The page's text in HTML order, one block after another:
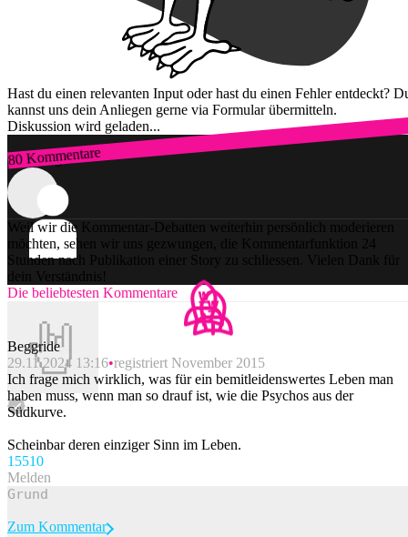
Hast du einen relevanten Input oder hast du einen Fehler entdeckt?
kannst uns dein Anliegen gerne via Formular übermitteln.
Diskussion wird geladen...
80 Kommentare
Zum Login
Weil wir die Kommentar-Debatten weiterhin persönlich moderieren
möchten, sehen wir uns gezwungen, die Kommentarfunktion 24
Stunden nach Publikation einer Story zu schliessen. Vielen Dank für
dein Verständnis!
Die beliebtesten Kommentare
Beggride
29.11.2024 13:16 registriert November 2015
Ich frage mich wirklich, was für ein bemitleidenswertes Leben man
haben muss, wenn man so drauf ist, wie die Psychos aus der
Südkurve.
Scheinbar deren einziger Sinn im Leben.
15510
Melden
Zum Kommentar